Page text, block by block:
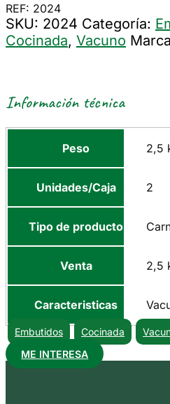
REF: 2024
SKU: 2024 Categoría:
Cocinada, Vacuno
Información técnica
Peso 2,5
Unidades/Caja 2
Tipo de producto
Venta 2,5
Caracteristicas
Embutidos Cocinada
ME INTERESA